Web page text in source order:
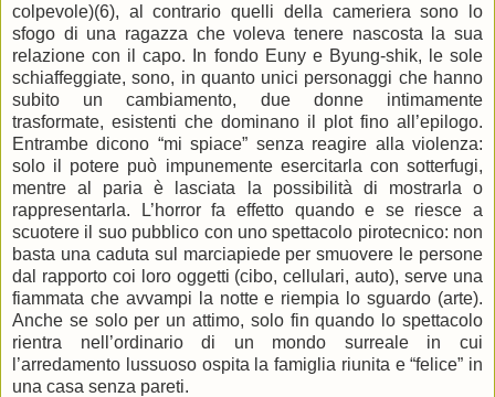
colpevole)(6), al contrario quelli della cameriera sono lo
sfogo di una ragazza che voleva tenere nascosta la sua
relazione con il capo. In fondo Euny e Byung-shik, le sole
schiaffeggiate, sono, in quanto unici personaggi che hanno
subito un cambiamento, due donne intimamente
trasformate, esistenti che dominano il plot fino all’epilogo.
Entrambe dicono “mi spiace” senza reagire alla violenza:
solo il potere può impunemente esercitarla con sotterfugi,
mentre al paria è lasciata la possibilità di mostrarla o
rappresentarla. L’horror fa effetto quando e se riesce a
scuotere il suo pubblico con uno spettacolo pirotecnico: non
basta una caduta sul marciapiede per smuovere le persone
dal rapporto coi loro oggetti (cibo, cellulari, auto), serve una
fiammata che avvampi la notte e riempia lo sguardo (arte).
Anche se solo per un attimo, solo fin quando lo spettacolo
rientra nell’ordinario di un mondo surreale in cui
l’arredamento lussuoso ospita la famiglia riunita e “felice” in
una casa senza pareti.